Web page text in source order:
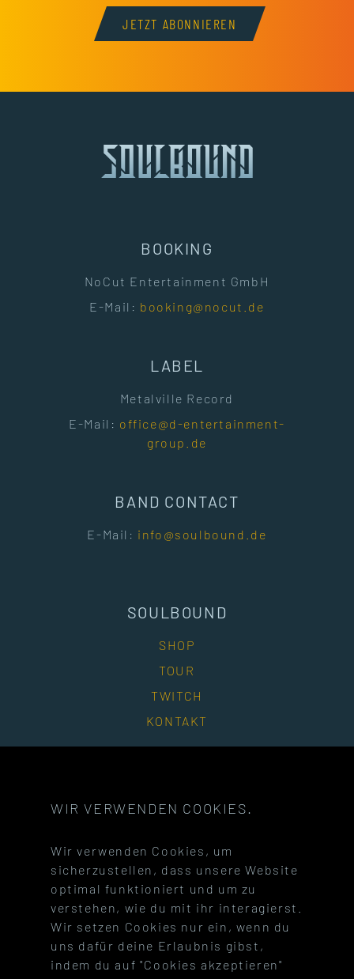
JETZT ABONNIEREN
BOOKING
NoCut Entertainment GmbH
E-Mail: booking@nocut.de
LABEL
Metalville Record
E-Mail: office@d-entertainment-
group.de
BAND CONTACT
E-Mail: info@soulbound.de
SOULBOUND
SHOP
TOUR
TWITCH
KONTAKT
Besuche unsere Facebook-Seite
Besuche unseren Instagram-
Besuche unseren
Besuche unseren Twitch-Kanal
Besuche unseren Discord-
Besuche unseren
WIR VERWENDEN COOKIES.
Wir verwenden Cookies, um
sicherzustellen, dass unsere Website
optimal funktioniert und um zu
verstehen, wie du mit ihr interagierst.
Wir setzen Cookies nur ein, wenn du
uns dafür deine Erlaubnis gibst,
indem du auf "Cookies akzeptieren"